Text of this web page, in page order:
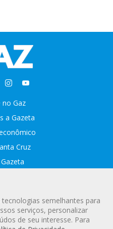
no Gaz
a Gazeta
Cruz
Premiada
semelhantes para
serviços, personalizar
de seu interesse. Para